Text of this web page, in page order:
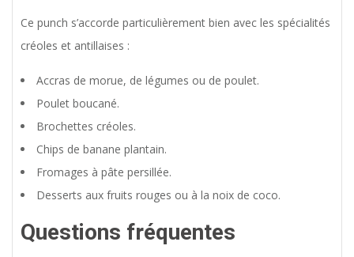
Ce punch s’accorde particulièrement bien avec les spécialités
créoles et antillaises :
Accras de morue, de légumes ou de poulet.
Poulet boucané.
Brochettes créoles.
Chips de banane plantain.
Fromages à pâte persillée.
Desserts aux fruits rouges ou à la noix de coco.
Questions fréquentes